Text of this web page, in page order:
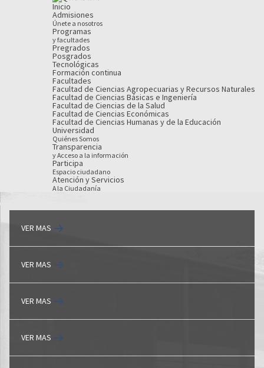
Inicio
Admisiones
Únete a nosotros
Programas
y facultades
Pregrados
Posgrados
Tecnológicas
Formación continua
Facultades
Facultad de Ciencias Agropecuarias y Recursos Naturales
Facultad de Ciencias Básicas e Ingeniería
Facultad de Ciencias de la Salud
Facultad de Ciencias Económicas
Facultad de Ciencias Humanas y de la Educación
Universidad
Quiénes Somos
Transparencia
y Acceso a la información
Participa
Espacio ciudadano
Atención y Servicios
A la Ciudadanía
VER MAS
VER MAS
VER MAS
VER MAS